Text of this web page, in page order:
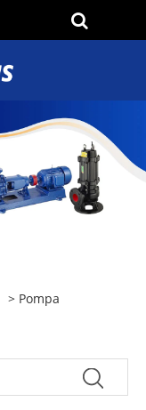
> Pompa